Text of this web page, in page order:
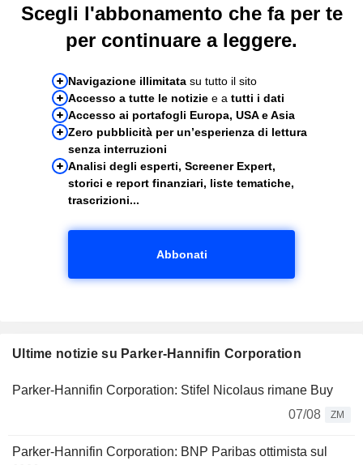
Scegli l'abbonamento che fa per te
per continuare a leggere.
Navigazione illimitata su tutto il sito
Accesso a tutte le notizie e a tutti i dati
Accesso ai portafogli Europa, USA e Asia
Zero pubblicità per un’esperienza di lettura
senza interruzioni
Analisi degli esperti, Screener Expert,
storici e report finanziari, liste tematiche,
trascrizioni...
Abbonati
Ultime notizie su Parker-Hannifin Corporation
Parker-Hannifin Corporation: Stifel Nicolaus rimane Buy
07/08
ZM
Parker-Hannifin Corporation: BNP Paribas ottimista sul